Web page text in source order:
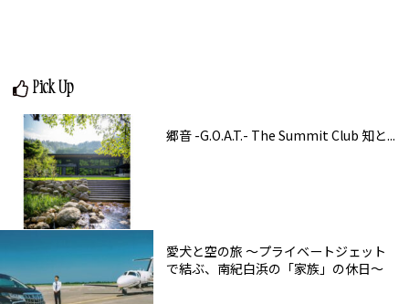
Pick Up
郷音 -G.O.A.T.- The Summit Club 知と...
愛犬と空の旅 ～プライベートジェット
で結ぶ、南紀白浜の「家族」の休日～